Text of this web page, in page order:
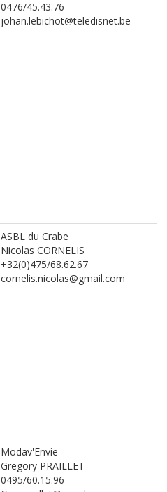
0476/45.43.76
johan.lebichot@teledisnet.be
ASBL du Crabe
Nicolas CORNELIS
+32(0)475/68.62.67
cornelis.nicolas@gmail.com
Modav'Envie
Gregory PRAILLET
0495/60.15.96